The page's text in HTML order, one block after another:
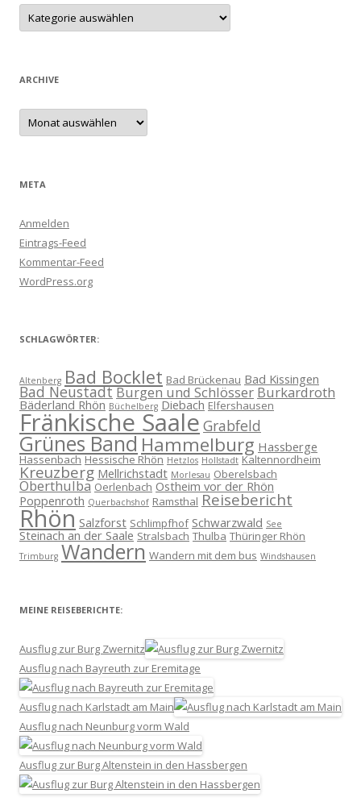
Kategorien
ARCHIVE
Archive
META
Anmelden
Eintrags-Feed
Kommentar-Feed
WordPress.org
SCHLAGWÖRTER:
Altenberg Bad Bocklet Bad Brückenau Bad Kissingen
Bad NeustadtBurgen und Schlösser Burkardroth
Bäderland Rhön Büchelberg Diebach Elfershausen
Fränkische Saale Grabfeld
Grünes BandHammelburg Hassberge
Hassenbach Hessische Rhön Hetzlos Hollstadt Kaltennordheim
Kreuzberg Mellrichstadt Morlesau Oberelsbach
Oberthulba Oerlenbach Ostheim vor der Rhön
Poppenroth Querbachshof Ramsthal Reisebericht
Rhön Salzforst Schlimpfhof Schwarzwald See
Steinach an der Saale Stralsbach Thulba Thüringer Rhön
Trimburg Wandern Wandern mit dem bus Windshausen
MEINE REISEBERICHTE:
Ausflug zur Burg Zwernitz
Ausflug nach Bayreuth zur Eremitage
Ausflug nach Karlstadt am Main
Ausflug nach Neunburg vorm Wald
Ausflug zur Burg Altenstein in den Hassbergen